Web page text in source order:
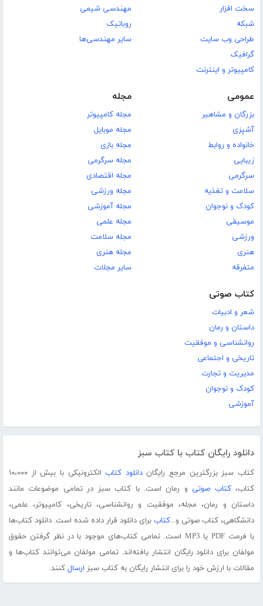
سخت افزار
شبکه
طراحی وب سایت
گرافیک
کامپیوتر و اینترنت
مهندسی شیمی
روباتیک
سایر مهندسی‌ها
عمومی
بزرگان و مشاهیر
آشپزی
خانواده و روابط
زیبایی
سرگرمی
سلامت و تغذیه
کودک و نوجوان
موسیقی
ورزشی
هنری
متفرقه
مجله
مجله کامپیوتر
مجله موبایل
مجله بازی
مجله سرگرمی
مجله اقتصادی
مجله ورزشی
مجله آموزشی
مجله علمی
مجله سلامت
مجله هنری
سایر مجلات
کتاب صوتی
شعر و ادبیات
داستان و رمان
روانشناسی و موفقیت
تاریخی و اجتماعی
مدیریت و تجارت
کودک و نوجوان
آموزشی
دانلود رایگان کتاب با کتاب سبز
کتاب سبز بزرگترین مرجع رایگاندانلود کتاب
الکترونیکی با بیش از ۱۰،۰۰۰
کتاب،کتاب صوتی و رمان است. با کتاب سبز در تمامی موضوعات مانند
داستان و رمان، مجله، موفقیت و روانشناسی، تاریخی، کامپیوتر، علمی،
دانشگاهی، کتاب صوتی و...کتاب برای دانلود قرار داده شده است. دانلود کتاب‌ها
با فرمت PDF یا MP3 است. تمامی کتاب‌های موجود با در نظر گرفتن حقوق
مولفان برای دانلود رایگان انتشار یافته‌اند. تمامی مولفان می‌توانند کتاب‌ها و
مقالات با ارزش خود را برای انتشار رایگان به کتاب سبز ارسال کنند.